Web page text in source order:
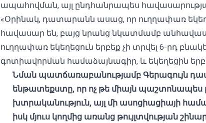
ապահովման, այլ ընդհանրապես
«Օրինակ, դատարանն ասաց, որ ուղղափառ
հավասար են, բայց նրանց նկատմամբ
ուղղափառ եկեղեցուն երբեք չի տրվել 6-րդ
գոտիավորման համաձայնագիր, և եկեղեցին
Նման պատճառաբանությամբ Գերագույն
ենթատեքստը, որ ոչ թե միայն պաշտոնապես
խտրականություն, այլ մի ասոցիացիայի
իսկ մյուս կողմից առանց թույլտվության